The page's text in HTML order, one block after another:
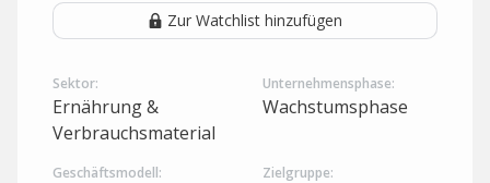
Zur Watchlist hinzufügen
Sektor:
Ernährung &
Verbrauchsmaterial
Unternehmensphase:
Wachstumsphase
Geschäftsmodell: Zielgruppe: